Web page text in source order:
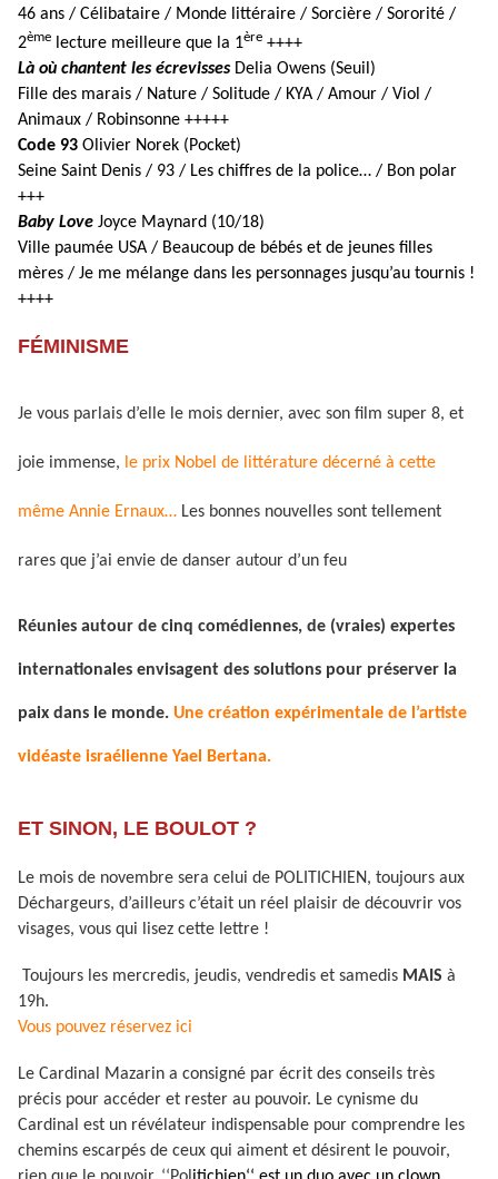
46 ans / Célibataire / Monde littéraire / Sorcière / Sororité /
2ème lecture meilleure que la 1ère ++++
Là où chantent les écrevisses Delia Owens (Seuil)
Fille des marais / Nature / Solitude / KYA / Amour / Viol /
Animaux / Robinsonne +++++
Code 93 Olivier Norek (Pocket)
Seine Saint Denis / 93 / Les chiffres de la police… / Bon polar
+++
Baby Love Joyce Maynard (10/18)
Ville paumée USA / Beaucoup de bébés et de jeunes filles
mères / Je me mélange dans les personnages jusqu’au tournis !
++++
FÉMINISME
Je vous parlais d’elle le mois dernier, avec son film super 8, et
joie immense, le prix Nobel de littérature décerné à cette
même Annie Ernaux… Les bonnes nouvelles sont tellement
rares que j’ai envie de danser autour d’un feu
Réunies autour de cinq comédiennes, de (vraies) expertes
internationales envisagent des solutions pour préserver la
paix dans le monde. Une création expérimentale de l’artiste
vidéaste israélienne Yael Bertana.
ET SINON, LE BOULOT ?
Le mois de novembre sera celui de POLITICHIEN, toujours aux
Déchargeurs, d’ailleurs c’était un réel plaisir de découvrir vos
visages, vous qui lisez cette lettre !
Toujours les mercredis, jeudis, vendredis et samedis MAIS à
19h.
Vous pouvez réservez ici
Le Cardinal Mazarin a consigné par écrit des conseils très
précis pour accéder et rester au pouvoir. Le cynisme du
Cardinal est un révélateur indispensable pour comprendre les
chemins escarpés de ceux qui aiment et désirent le pouvoir,